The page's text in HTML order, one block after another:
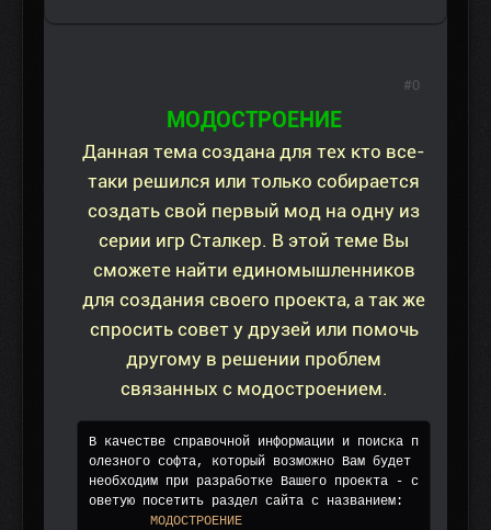
МОДОСТРОЕНИЕ
Данная тема создана для тех кто все-
таки решился или только собирается
создать свой первый мод на одну из
серии игр Сталкер. В этой теме Вы
сможете найти единомышленников
для создания своего проекта, а так же
спросить совет у друзей или помочь
другому в решении проблем
связанных с модостроением.
В качестве справочной информации и поиска п
олезного софта, который возможно Вам будет
необходим при разработке Вашего проекта - с
оветую посетить раздел сайта с названием:
	МОДОСТРОЕНИЕ
#0